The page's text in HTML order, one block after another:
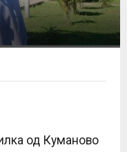
од Куманово